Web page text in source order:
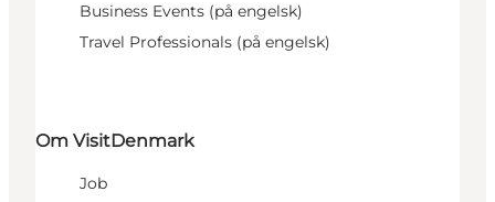
Business Events (på engelsk)
Travel Professionals (på engelsk)
Om VisitDenmark
Job